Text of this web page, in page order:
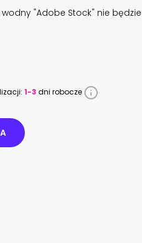
"Adobe Stock" nie będzie
1-3 dni robocze